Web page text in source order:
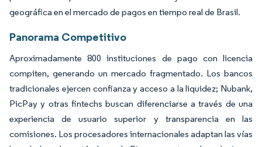
geográfica en el mercado de pagos en tiempo real de Brasil.
Panorama Competitivo
Aproximadamente 800 instituciones de pago con licencia
compiten, generando un mercado fragmentado. Los bancos
tradicionales ejercen confianza y acceso a la liquidez; Nubank,
PicPay y otras fintechs buscan diferenciarse a través de una
experiencia de usuario superior y transparencia en las
comisiones. Los procesadores internacionales adaptan las vías